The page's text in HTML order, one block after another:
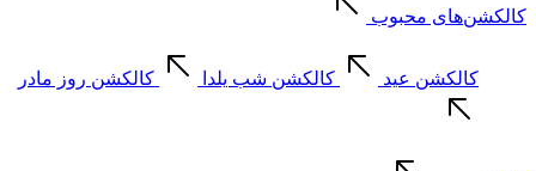
کالکشن‌های محبوب
کالکشن عید کالکشن شب یلدا کالکشن روز مادر